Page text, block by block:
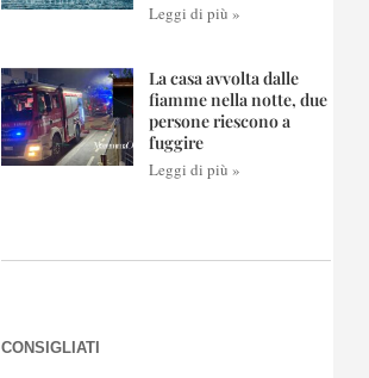
Leggi di più »
La casa avvolta dalle
fiamme nella notte, due
persone riescono a
fuggire
Leggi di più »
CONSIGLIATI